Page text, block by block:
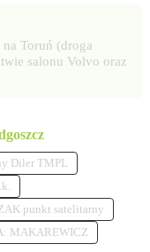
Toruń (droga
salonu Volvo oraz
Diler TMPL
punkt satelitarny
MAKAREWICZ